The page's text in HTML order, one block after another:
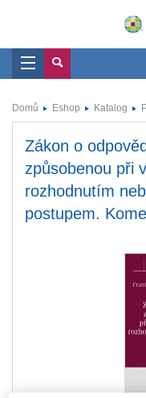
Domů Eshop Katalog
Zákon o
způsobenou při
rozhodnutím
postupem.